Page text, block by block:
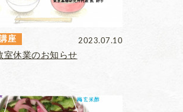
座 2023.07.10
室休業のお知らせ